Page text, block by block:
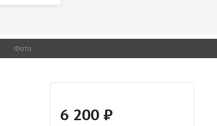
Фото
6 200 ₽